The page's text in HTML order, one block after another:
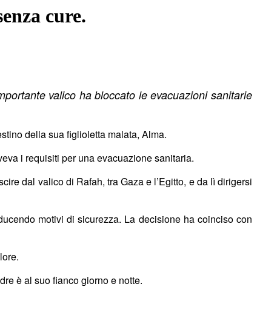
cure.
valico ha bloccato le evacuazioni sanitarie
della sua figlioletta malata, Alma.
i requisiti per una evacuazione sanitaria.
dal valico di Rafah, tra Gaza e l’Egitto, e da lì dirigersi
motivi di sicurezza. La decisione ha coinciso con
è al suo fianco giorno e notte.